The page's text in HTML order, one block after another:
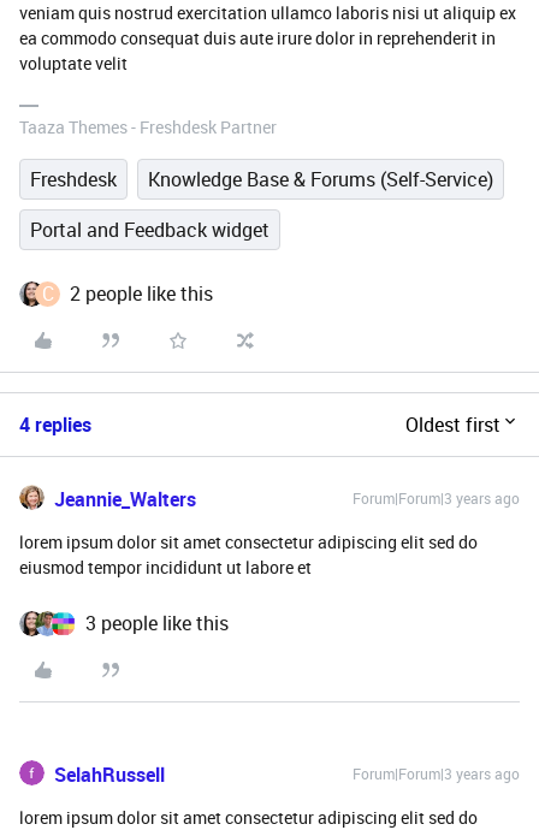
veniam quis nostrud exercitation ullamco laboris nisi ut aliquip ex
ea commodo consequat duis aute irure dolor in reprehenderit in
voluptate velit
Taaza Themes - Freshdesk Partner
Freshdesk
Knowledge Base & Forums (Self-Service)
Portal and Feedback widget
C 2 people like this
4 replies Oldest first
Jeannie_Walters Forum|Forum|3 years ago
lorem ipsum dolor sit amet consectetur adipiscing elit sed do
eiusmod tempor incididunt ut labore et
3 people like this
SelahRussell Forum|Forum|3 years ago
lorem ipsum dolor sit amet consectetur adipiscing elit sed do